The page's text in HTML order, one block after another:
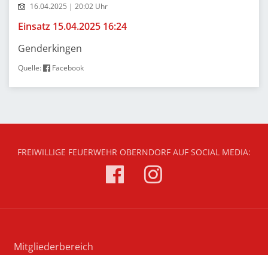
16.04.2025 | 20:02 Uhr
Einsatz 15.04.2025 16:24
Genderkingen
Quelle: Facebook
FREIWILLIGE FEUERWEHR OBERNDORF AUF SOCIAL MEDIA:
Mitgliederbereich